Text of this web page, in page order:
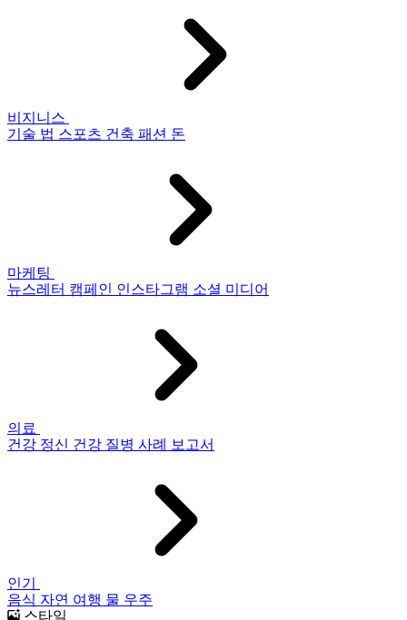
비지니스
기술 법 스포츠 건축 패션 돈
마케팅
뉴스레터 캠페인 인스타그램 소셜 미디어
의료
건강 정신 건강 질병 사례 보고서
인기
음식 자연 여행 물 우주
스타일